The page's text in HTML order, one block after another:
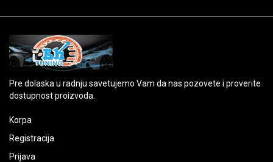
Pre dolaska u radnju savetujemo Vam da nas pozovete i proverite
dostupnost proizvoda.
Korpa
Registracija
Prijava